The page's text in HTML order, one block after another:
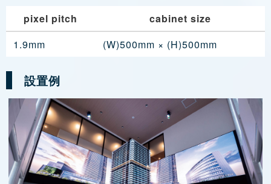
pixel pitch
cabinet size
1.9mm
(W)500mm × (H)500mm
設置例